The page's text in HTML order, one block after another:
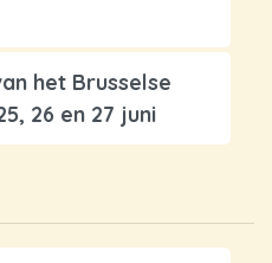
het Brusselse
26 en 27 juni